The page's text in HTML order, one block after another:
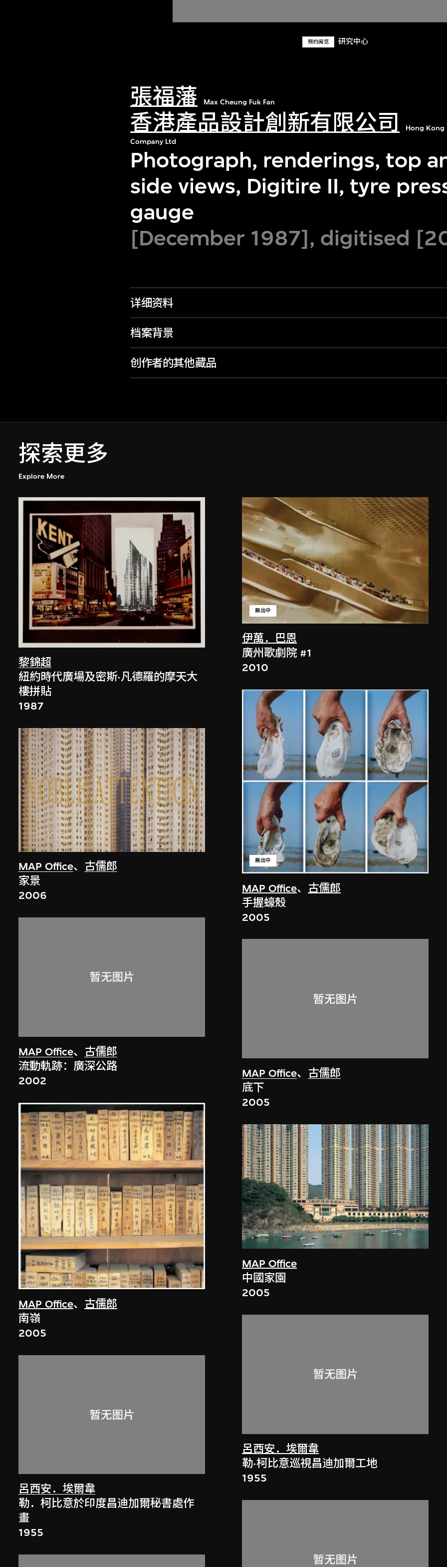
预约阅览 研究中心
張福藩 Max Cheung Fuk Fan
香港產品設計創新有限公司
Hong Kong
Company Ltd
Photograph, renderings, top
side views, Digitire II, tyre
gauge
[December 1987], digitised
详细资料
档案背景
创作者的其他藏品
探索更多
Explore More
黎錦超
紐約時代廣場及密斯·凡德羅的摩天大
樓拼貼
1987
MAP Office、 古儒郎
家景
2006
MAP Office、 古儒郎
流動軌跡：廣深公路
2002
MAP Office、 古儒郎
南嶺
2005
呂西安．埃爾韋
勒．柯比意於印度昌迪加爾秘書處作
畫
1955
伊萬．巴恩
展出中
廣州歌劇院 #1
2010
MAP Office、 古儒郎
展出中
手握蠔殼
2005
MAP Office、 古儒郎
底下
2005
MAP Office
中國家園
2005
呂西安．埃爾韋
勒·柯比意巡視昌迪加爾工地
1955